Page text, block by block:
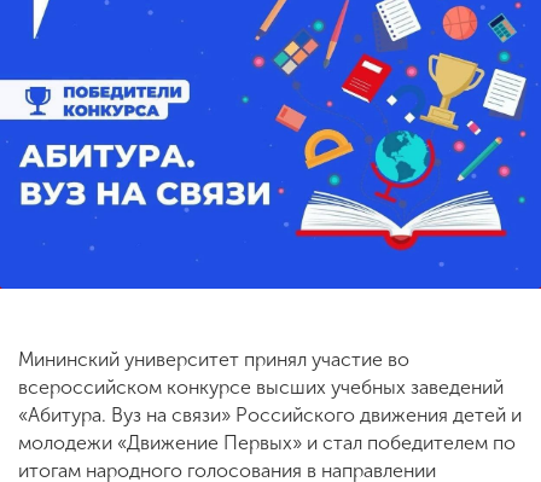
образовательной
организации
ENG SPN CHI
комиссия
+7 (831) 262-26-20
Мининский университет принял участие во
всероссийском конкурсе высших учебных заведений
«Абитура. Вуз на связи» Российского движения детей и
молодежи «Движение Первых» и стал победителем по
итогам народного голосования в направлении